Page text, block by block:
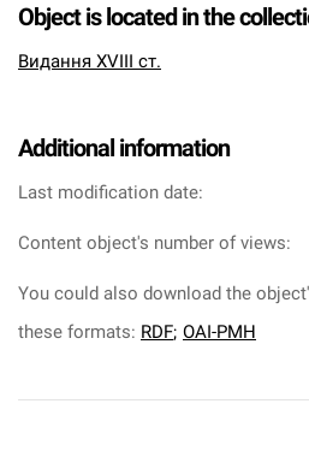
Object is located in the
Видання XVIII ст.
Additional information
Last modification date:
Content object's number of views:
You could also download the
these formats: RDF; OAI-PMH